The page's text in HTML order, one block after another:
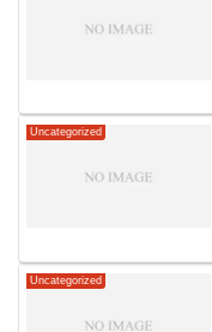
Uncategorized
Uncategorized